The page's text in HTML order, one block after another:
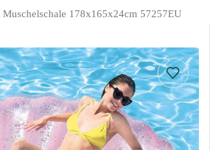
178x165x24cm 57257EU